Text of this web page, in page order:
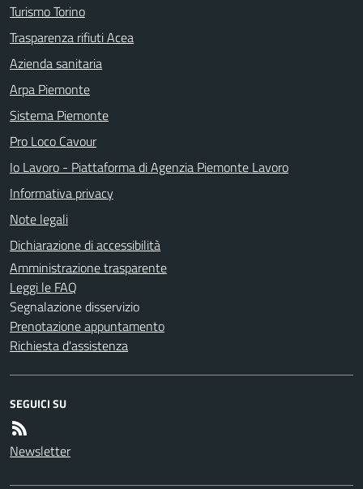
Turismo Torino
Trasparenza rifiuti Acea
Azienda sanitaria
Arpa Piemonte
Sistema Piemonte
Pro Loco Cavour
Io Lavoro - Piattaforma di Agenzia Piemonte Lavoro
Informativa privacy
Note legali
Dichiarazione di accessibilità
Amministrazione trasparente
Leggi le FAQ
Segnalazione disservizio
Prenotazione appuntamento
Richiesta d'assistenza
SEGUICI SU
Newsletter